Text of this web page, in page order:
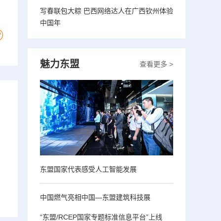
写春联包大粽 巴西网络达人在广西钦州体验
中国年
查看更多 >
魅力东盟
东盟国家代表感受人工智能发展
中国燃气亮相中国—东盟建筑科技展
“东盟/RCEP国家专题标准信息平台”上线